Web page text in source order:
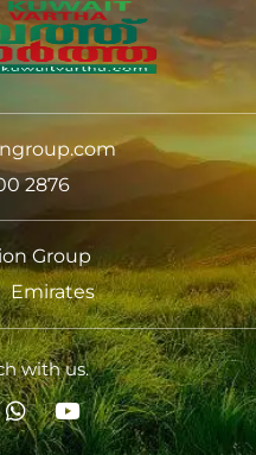
2876
Group
Emirates
with us.